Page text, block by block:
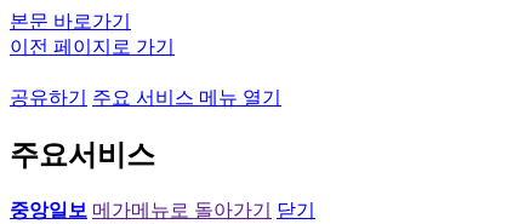
본문 바로가기
이전 페이지로 가기
공유하기 주요 서비스 메뉴 열기
주요서비스
중앙일보 메가메뉴로 돌아가기
닫기